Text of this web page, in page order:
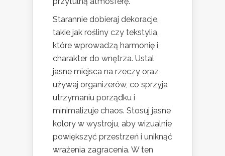
Starannie dobieraj dekoracje,
takie jak rośliny czy tekstylia,
które wprowadzą harmonię i
charakter do wnętrza. Ustal
jasne miejsca na rzeczy oraz
używaj organizerów, co sprzyja
utrzymaniu porządku i
minimalizuje chaos. Stosuj jasne
kolory w wystroju, aby wizualnie
powiększyć przestrzeń i uniknąć
wrażenia zagracenia. W ten